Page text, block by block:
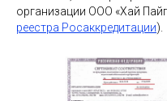
организации ООО «Хай
реестра Росаккредитации).